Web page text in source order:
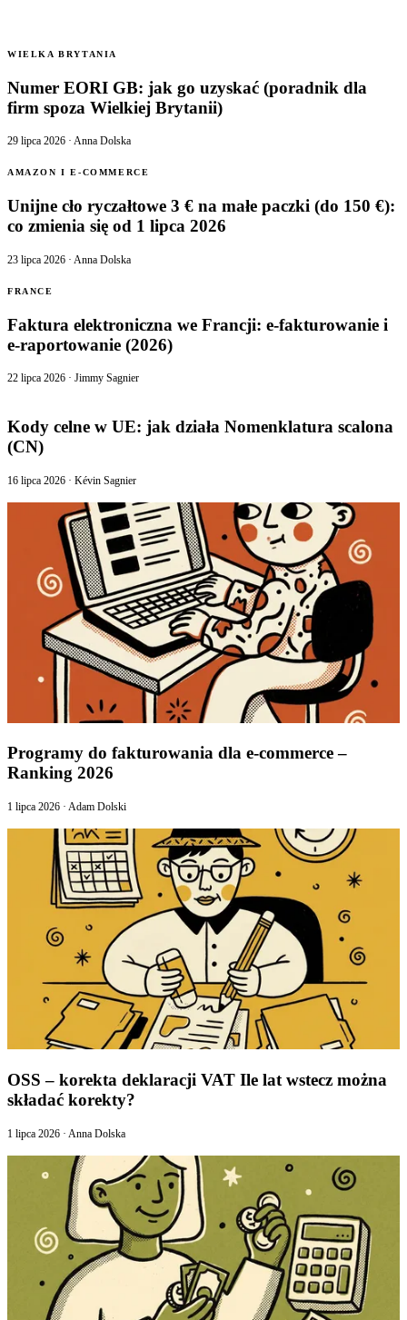
WIELKA BRYTANIA
Numer EORI GB: jak go uzyskać (poradnik dla
firm spoza Wielkiej Brytanii)
29 lipca 2026 · Anna Dolska
AMAZON I E-COMMERCE
Unijne cło ryczałtowe 3 € na małe paczki (do 150 €):
co zmienia się od 1 lipca 2026
23 lipca 2026 · Anna Dolska
FRANCE
Faktura elektroniczna we Francji: e-fakturowanie i
e-raportowanie (2026)
22 lipca 2026 · Jimmy Sagnier
Kody celne w UE: jak działa Nomenklatura scalona
(CN)
16 lipca 2026 · Kévin Sagnier
Programy do fakturowania dla e-commerce –
Ranking 2026
1 lipca 2026 · Adam Dolski
OSS – korekta deklaracji VAT Ile lat wstecz można
składać korekty?
1 lipca 2026 · Anna Dolska